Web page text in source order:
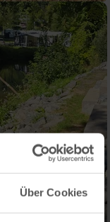
Über Cookies